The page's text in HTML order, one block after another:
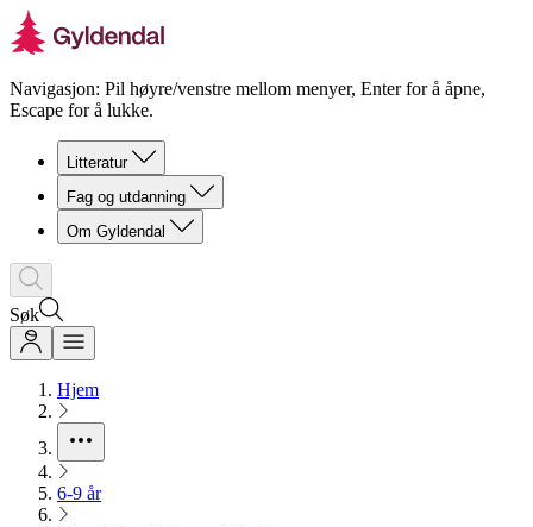
Navigasjon: Pil høyre/venstre mellom menyer, Enter for å åpne,
Escape for å lukke.
Litteratur
Fag og utdanning
Om Gyldendal
Søk
Hjem
6-9 år